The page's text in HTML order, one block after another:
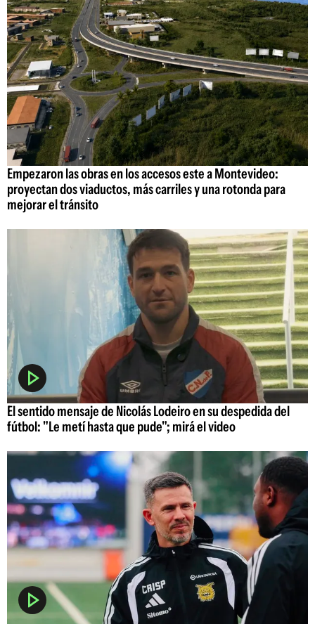
Empezaron las obras en los accesos este a Montevideo:
proyectan dos viaductos, más carriles y una rotonda para
mejorar el tránsito
El sentido mensaje de Nicolás Lodeiro en su despedida del
fútbol: "Le metí hasta que pude"; mirá el video